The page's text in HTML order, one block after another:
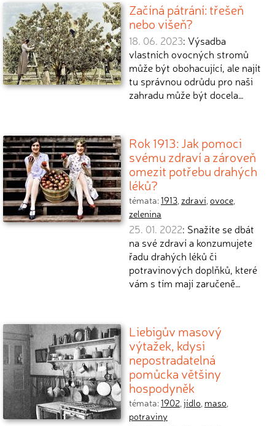
Začíná pátrání: třešeň
nebo višeň?
18. 06. 2023: Výsadba
vlastních ovocných stromů
může být obohacující, ale najít
tu správnou odrůdu pro naši
zahradu může být docela…
Rok 1913: Jak pomoci
svému zdraví a zároveň
omezit potřebu drahých
léků?
témata:1913, zdraví,ovoce,
zelenina
25. 01. 2022: Snažíte se dbát
na své zdraví a konzumujete
řadu drahých léků či
potravinových doplňků, které
vám s tím mají zaručeně…
Liebigův masový
výtažek, kdysi
nepostradatelná
pomůcka většiny
hospodyněk
témata:1902,jídlo, maso,
potraviny